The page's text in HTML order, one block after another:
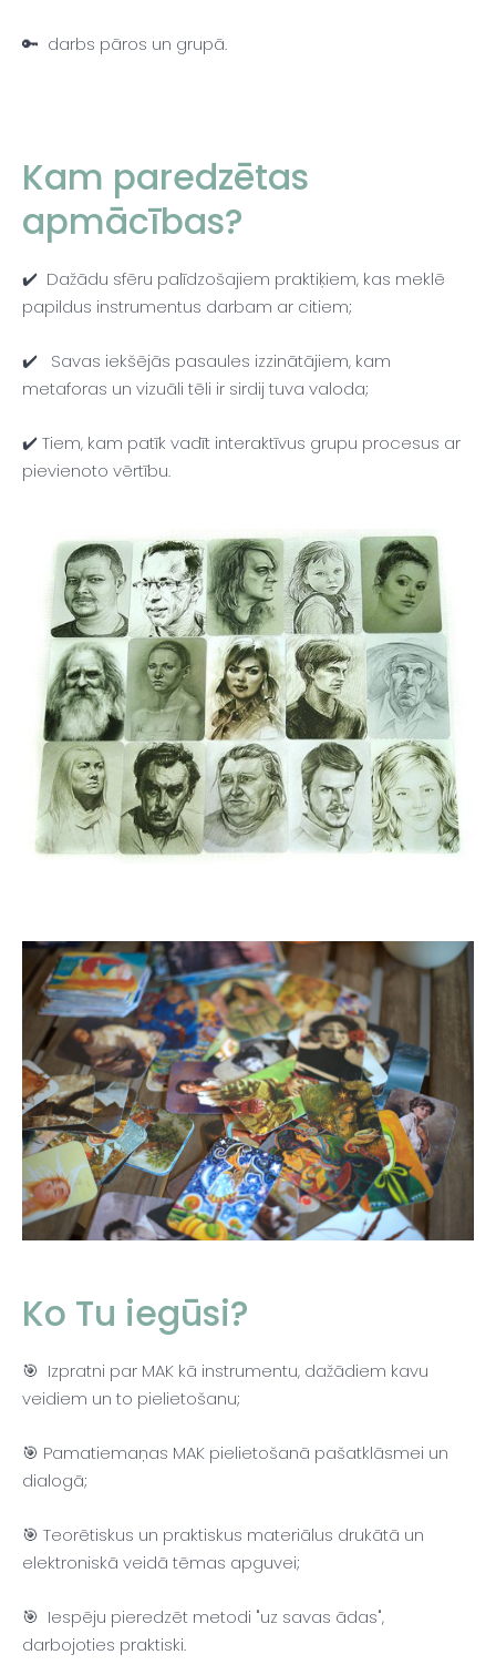
🔑 darbs pāros un grupā.
Kam paredzētas
apmācības?
✔️ Dažādu sfēru palīdzošajiem praktiķiem, kas meklē
papildus instrumentus darbam ar citiem;
✔️ Savas iekšējās pasaules izzinātājiem, kam
metaforas un vizuāli tēli ir sirdij tuva valoda;
✔️ Tiem, kam patīk vadīt interaktīvus grupu procesus ar
pievienoto vērtību.
Ko Tu iegūsi?
🎯 Izpratni par MAK kā instrumentu, dažādiem kavu
veidiem un to pielietošanu;
🎯 Pamatiemaņas MAK pielietošanā pašatklāsmei un
dialogā;
🎯 Teorētiskus un praktiskus materiālus drukātā un
elektroniskā veidā tēmas apguvei;
🎯 Iespēju pieredzēt metodi "uz savas ādas",
darbojoties praktiski.